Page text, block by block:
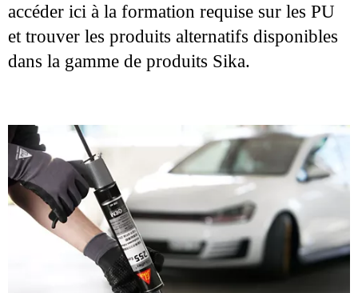
accéder ici à la formation requise sur les PU
et trouver les produits alternatifs disponibles
dans la gamme de produits Sika.